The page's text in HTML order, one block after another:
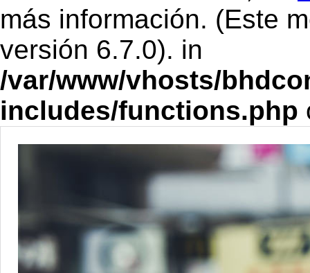
más información. (Este
versión 6.7.0). in
/var/www/vhosts/
includes/functions.php